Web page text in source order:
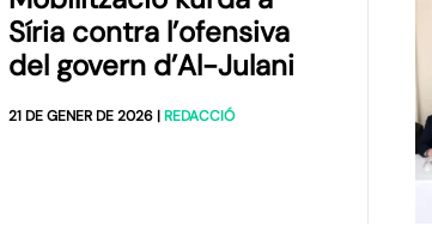
Síria contra l’ofensiva
del govern d’Al-Julani
21 DE GENER DE 2026 |REDACCIÓ